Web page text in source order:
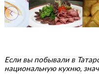
Если вы побывали в
национальную кухню,